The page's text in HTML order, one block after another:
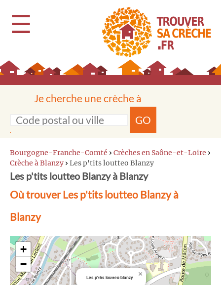
☰
Je cherche une crèche à
GO
Bourgogne-Franche-Comté › Crèches en Saône-et-Loire ›
Crèche à Blanzy › Les p'tits loutteo Blanzy
Les p'tits loutteo Blanzy à Blanzy
Où trouver Les p'tits loutteo Blanzy à
Blanzy
Les p'tits loutteo blanzy ×
+
−